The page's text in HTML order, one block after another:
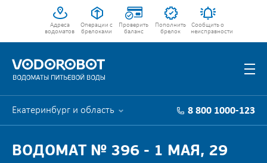
Адреса
водоматов
Операции с
брелоками
Проверить
баланс
Пополнить
брелок
Сообщить о
неисправности
Екатеринбург и область 8 800 1000-123
ВОДОМАТ № 396 - 1 МАЯ, 29